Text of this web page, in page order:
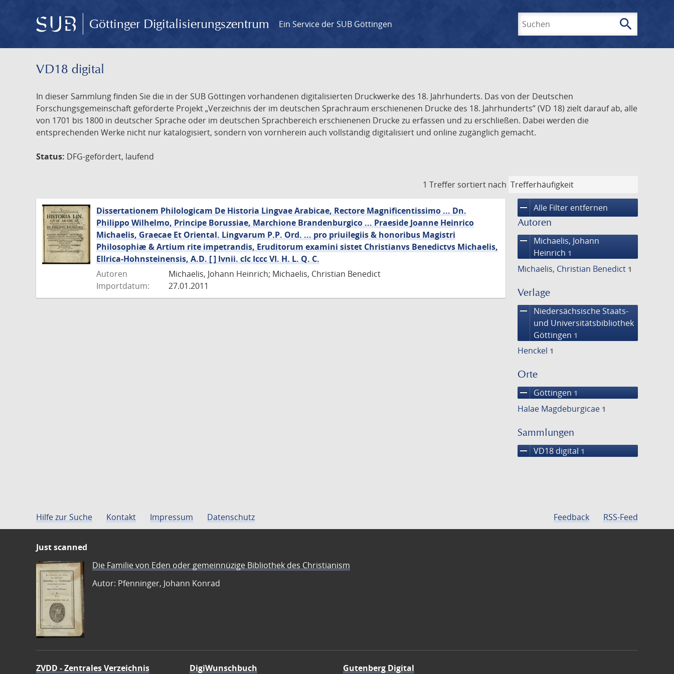
Göttinger Digitalisierungszentrum Ein Service der SUB Göttingen search
VD18 digital
In dieser Sammlung finden Sie die in der SUB Göttingen vorhandenen digitalisierten Druckwerke des 18. Jahrhunderts. Das von der Deutschen
Forschungsgemeinschaft geförderte Projekt „Verzeichnis der im deutschen Sprachraum erschienenen Drucke des 18. Jahrhunderts” (VD 18) zielt darauf ab, alle
von 1701 bis 1800 in deutscher Sprache oder im deutschen Sprachbereich erschienenen Drucke zu erfassen und zu erschließen. Dabei werden die
entsprechenden Werke nicht nur katalogisiert, sondern von vornherein auch vollständig digitalisiert und online zugänglich gemacht.
Status: DFG-gefördert, laufend
1 Treffer sortiert nach
remove Alle Filter entfernen
Autoren
remove
Michaelis, Johann
Heinrich 1
Michaelis, Christian Benedict 1
Verlage
remove
Niedersächsische Staats-
und Universitätsbibliothek
Göttingen 1
Henckel 1
Orte
remove Göttingen 1
Halae Magdeburgicae 1
Sammlungen
remove VD18 digital 1
Dissertationem Philologicam De Historia Lingvae Arabicae, Rectore Magnificentissimo ... Dn.
Philippo Wilhelmo, Principe Borussiae, Marchione Brandenburgico ... Praeside Joanne Heinrico
Michaelis, Graecae Et Oriental. Lingvarum P.P. Ord. ... pro priuilegiis & honoribus Magistri
Philosophiæ & Artium rite impetrandis, Eruditorum examini sistet Christianvs Benedictvs Michaelis,
Ellrica-Hohnsteinensis, A.D. [ ] Ivnii. cIc Iccc VI. H. L. Q. C.
Autoren
Michaelis, Johann Heinrich; Michaelis, Christian Benedict
Importdatum:
27.01.2011
Hilfe zur Suche Kontakt Impressum Datenschutz Feedback RSS-Feed
Just scanned
Die Familie von Eden oder gemeinnüzige Bibliothek des Christianism
Autor: Pfenninger, Johann Konrad
ZVDD - Zentrales Verzeichnis DigiWunschbuch Gutenberg Digital